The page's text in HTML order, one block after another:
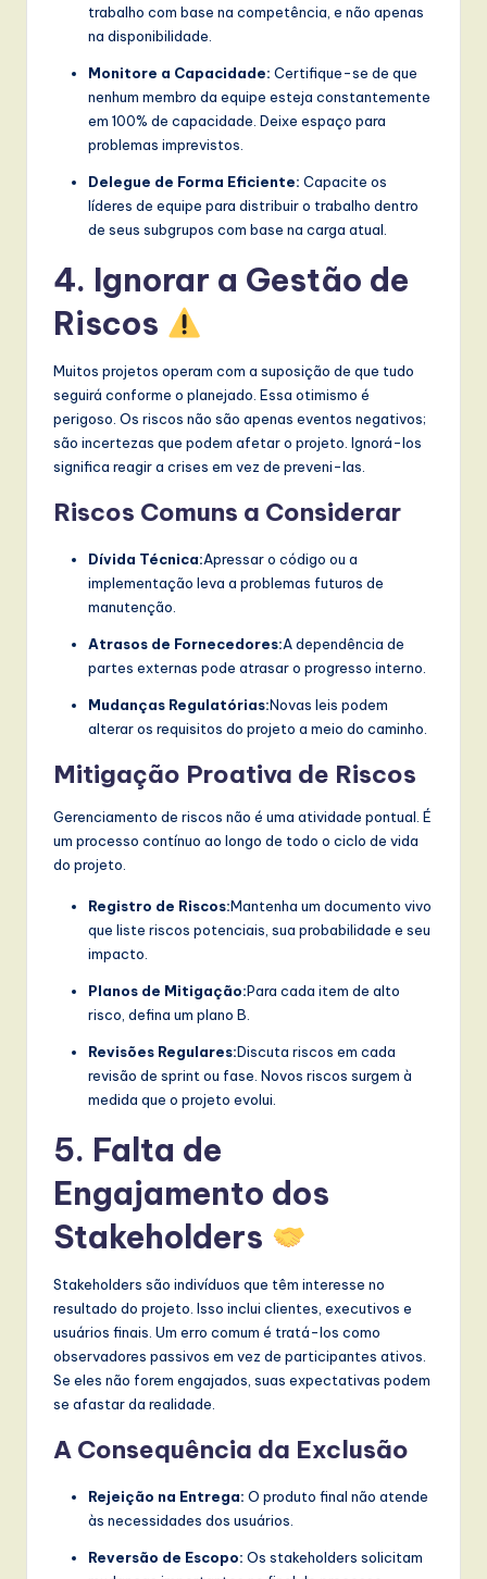
trabalho com base na competência, e não apenas
na disponibilidade.
Monitore a Capacidade: Certifique-se de que
nenhum membro da equipe esteja constantemente
em 100% de capacidade. Deixe espaço para
problemas imprevistos.
Delegue de Forma Eficiente: Capacite os
líderes de equipe para distribuir o trabalho dentro
de seus subgrupos com base na carga atual.
4. Ignorar a Gestão de
Riscos
Muitos projetos operam com a suposição de que tudo
seguirá conforme o planejado. Essa otimismo é
perigoso. Os riscos não são apenas eventos negativos;
são incertezas que podem afetar o projeto. Ignorá-los
significa reagir a crises em vez de preveni-las.
Riscos Comuns a Considerar
Dívida Técnica:Apressar o código ou a
implementação leva a problemas futuros de
manutenção.
Atrasos de Fornecedores:A dependência de
partes externas pode atrasar o progresso interno.
Mudanças Regulatórias:Novas leis podem
alterar os requisitos do projeto a meio do caminho.
Mitigação Proativa de Riscos
Gerenciamento de riscos não é uma atividade pontual. É
um processo contínuo ao longo de todo o ciclo de vida
do projeto.
Registro de Riscos:Mantenha um documento vivo
que liste riscos potenciais, sua probabilidade e seu
impacto.
Planos de Mitigação:Para cada item de alto
risco, defina um plano B.
Revisões Regulares:Discuta riscos em cada
revisão de sprint ou fase. Novos riscos surgem à
medida que o projeto evolui.
5. Falta de
Engajamento dos
Stakeholders
Stakeholders são indivíduos que têm interesse no
resultado do projeto. Isso inclui clientes, executivos e
usuários finais. Um erro comum é tratá-los como
observadores passivos em vez de participantes ativos.
Se eles não forem engajados, suas expectativas podem
se afastar da realidade.
A Consequência da Exclusão
Rejeição na Entrega: O produto final não atende
às necessidades dos usuários.
Reversão de Escopo: Os stakeholders solicitam